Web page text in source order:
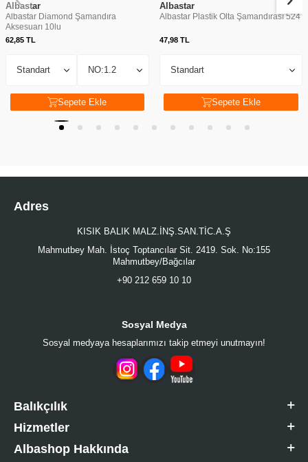
Albastar
Albastar Diamond Şamandıra
Aksesuarı 10lu
62,85 TL
Sepete Ekle
Albastar
Albastar Plastik Olta Şamandırası 524
47,98TL
Sepete Ekle
Adres
KISIK BALIK MALZ.İNŞ.SAN.TİC.A.Ş
Mahmutbey Mah. İstoç Toptancılar Sit. 2419. Sok. No:155
Mahmutbey/Bağcılar
+90 212 659 10 10
Sosyal Medya
Sosyal medyaya hesaplarımızı takip etmeyi unutmayın!
Balıkçılık
Hizmetler
Albashop Hakkında